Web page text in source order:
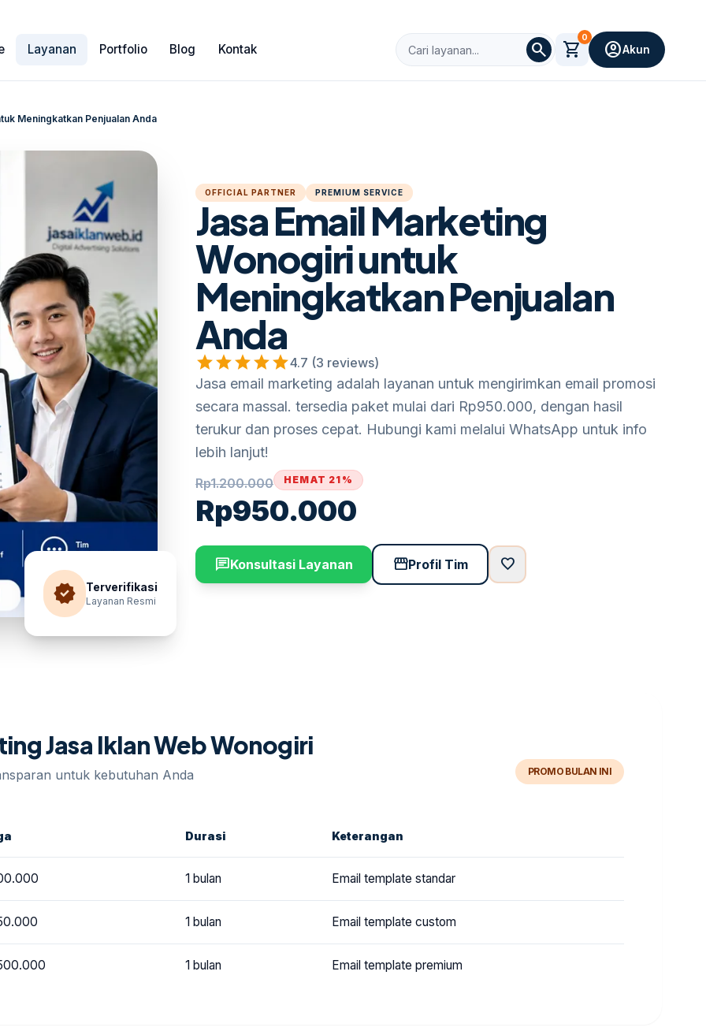
Layanan Portfolio Blog Kontak search shopping_cart
0
account_circleAkun
Meningkatkan Penjualan Anda
verified Terverifikasi
Layanan Resmi
OFFICIAL PARTNER PREMIUM SERVICE
Jasa Email Marketing
Wonogiri untuk
Meningkatkan Penjualan
Anda
starstarstarstarstar4.7 (3 reviews)
Jasa email marketing adalah layanan untuk mengirimkan email promosi
secara massal. tersedia paket mulai dari Rp950.000, dengan hasil
terukur dan proses cepat. Hubungi kami melalui WhatsApp untuk info
lebih lanjut!
Rp1.200.000
Rp950.000
HEMAT 21%
chatKonsultasi Layanan storefrontProfil Tim favorite
Jasa Iklan Web Wonogiri
untuk kebutuhan Anda PROMO BULAN INI
Durasi Keterangan
1 bulan Email template standar
1 bulan Email template custom
1 bulan Email template premium